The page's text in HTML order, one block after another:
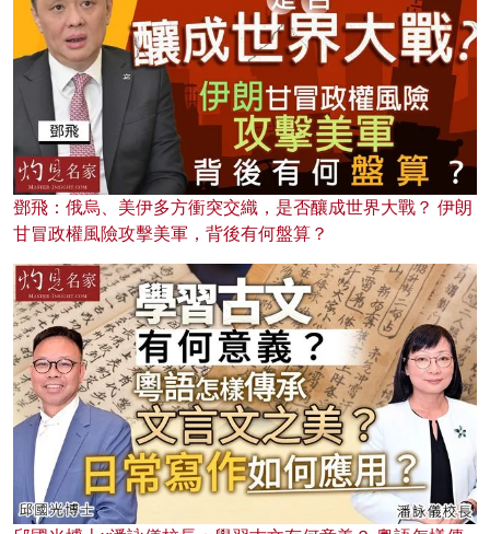
鄧飛：俄烏、美伊多方衝突交織，是否釀成世界大戰？ 伊朗
甘冒政權風險攻擊美軍，背後有何盤算？